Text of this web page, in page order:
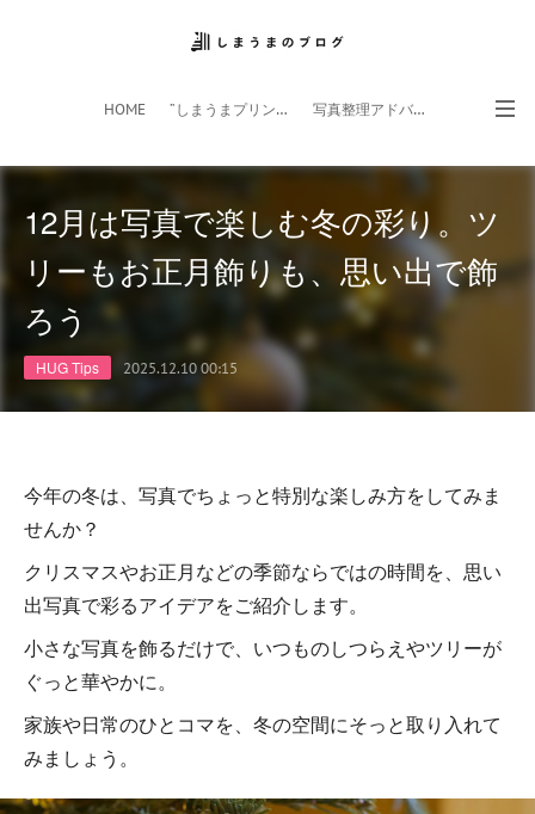
HOME ”しまうまプリント”サイト 写真整理アドバイザー
フォトライフ応援団 スマホアプリ
12月は写真で楽しむ冬の彩り。ツ
リーもお正月飾りも、思い出で飾
ろう
HUG Tips 2025.12.10 00:15
今年の冬は、写真でちょっと特別な楽しみ方をしてみま
せんか？
クリスマスやお正月などの季節ならではの時間を、思い
出写真で彩るアイデアをご紹介します。
小さな写真を飾るだけで、いつものしつらえやツリーが
ぐっと華やかに。
家族や日常のひとコマを、冬の空間にそっと取り入れて
みましょう。